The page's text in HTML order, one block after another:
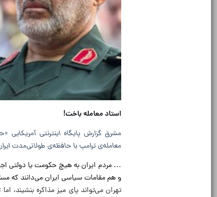
استاد معامله باخت!
مشرق گزارش پایگاه اینترنتی
معامله‌ی ترامپ با حافظه‌ی طولانی‌مدت
... مردم ایران به هیچ حکومت یا دولتی
و هم مقامات سیاسی ایران می‌دانند که
تهران می‌تواند پای میز مذاکره بنشیند،